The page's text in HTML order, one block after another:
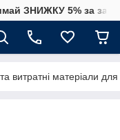
ЗНИЖКУ 5% за
витратні матеріали